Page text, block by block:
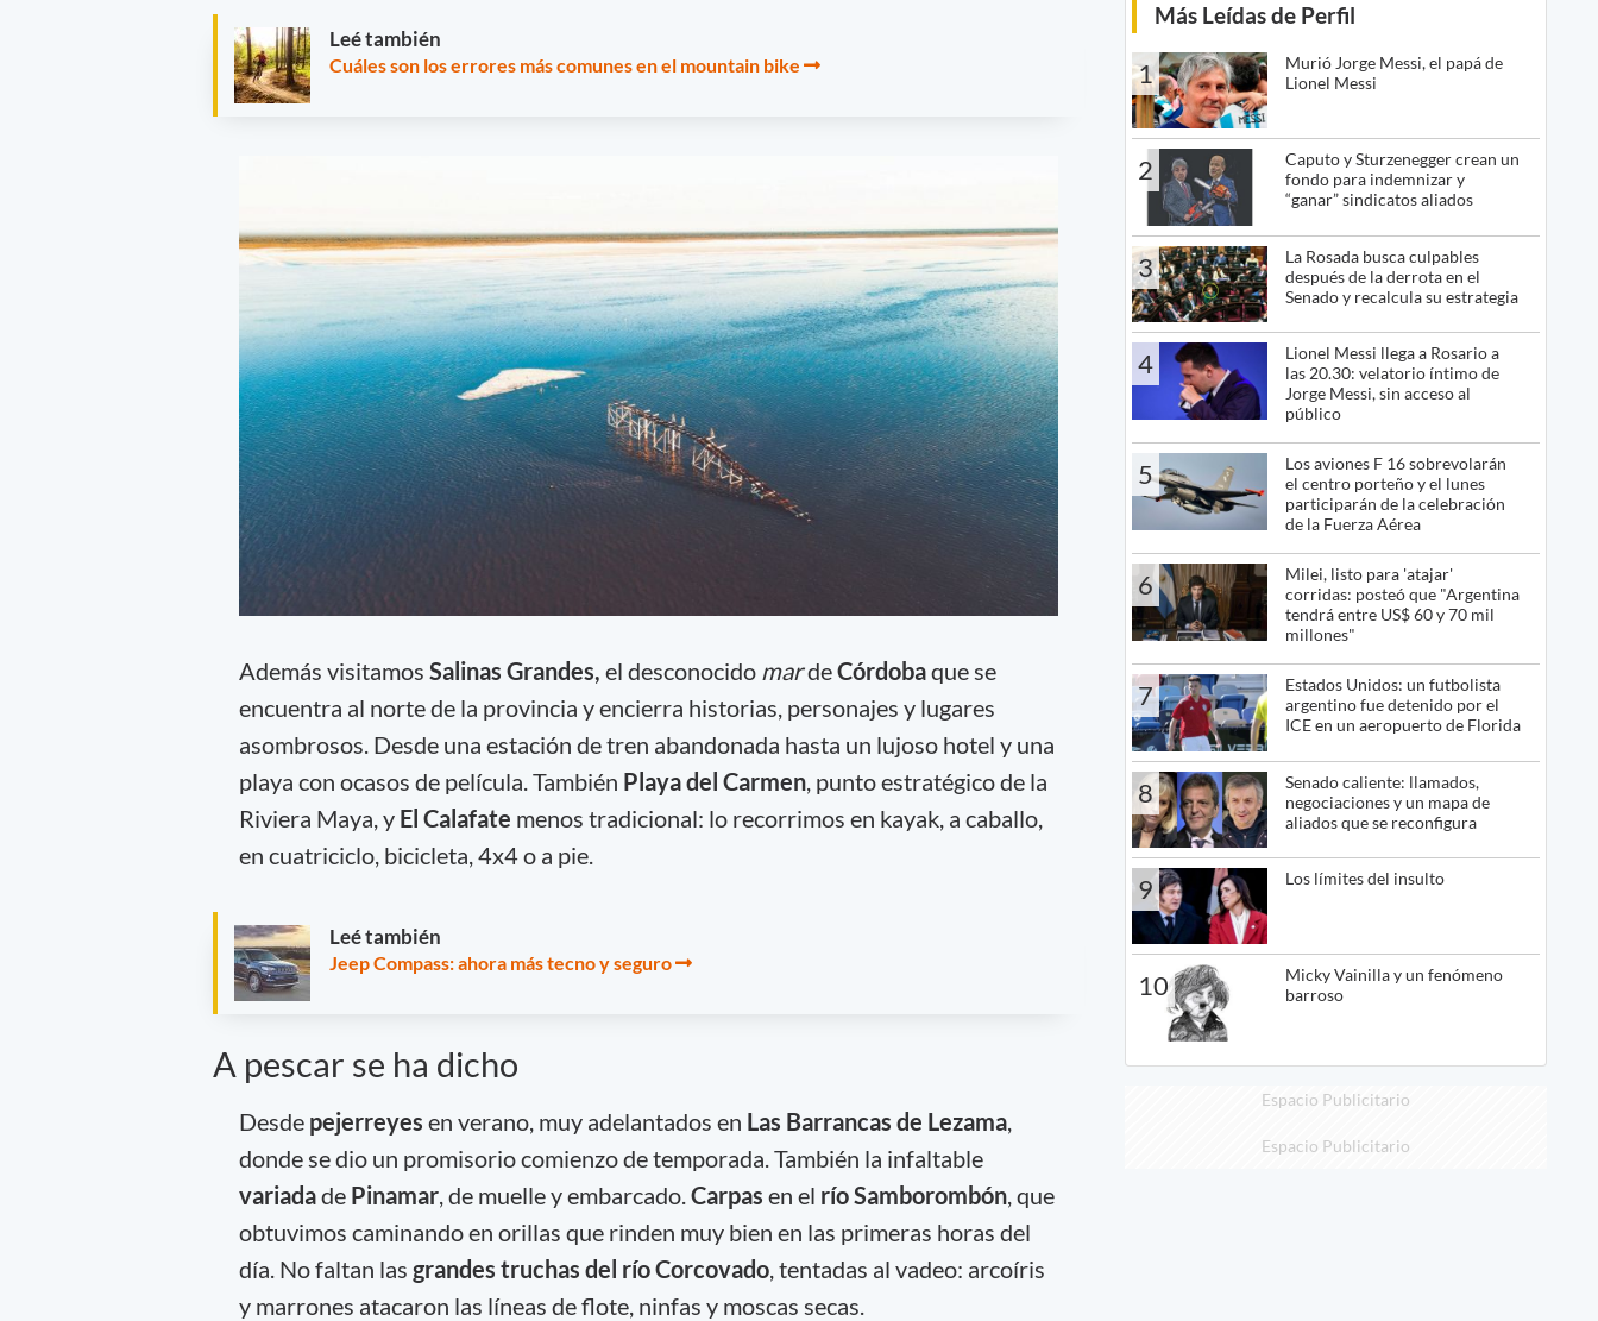
Leé también
Cuáles son los errores más comunes en el mountain bike
Además visitamos Salinas Grandes, el desconocido mardeCórdobaque se
encuentra al norte de la provincia y encierra historias, personajes y lugares
asombrosos. Desde una estación de tren abandonada hasta un lujoso hotel y una
playa con ocasos de película. También Playa del Carmen, punto estratégico de la
Riviera Maya, yEl Calafate menos tradicional: lo recorrimos en kayak, a caballo,
en cuatriciclo, bicicleta, 4x4 o a pie.
Leé también
Jeep Compass: ahora más tecno y seguro
A pescar se ha dicho
Desde pejerreyes en verano, muy adelantados en Las Barrancas de Lezama,
donde se dio un promisorio comienzo de temporada. También la infaltable
variadade Pinamar, de muelle y embarcado. Carpas en el río Samborombón, que
obtuvimos caminando en orillas que rinden muy bien en las primeras horas del
día. No faltan las grandes truchas del río Corcovado, tentadas al vadeo: arcoíris
y marrones atacaron las líneas de flote, ninfas y moscas secas.
Más Leídas de Perfil
1
Murió Jorge Messi, el papá de
Lionel Messi
2
Caputo y Sturzenegger crean un
fondo para indemnizar y
“ganar” sindicatos aliados
3
La Rosada busca culpables
después de la derrota en el
Senado y recalcula su estrategia
4
Lionel Messi llega a Rosario a
las 20.30: velatorio íntimo de
Jorge Messi, sin acceso al
público
5
Los aviones F 16 sobrevolarán
el centro porteño y el lunes
participarán de la celebración
de la Fuerza Aérea
6
Milei, listo para 'atajar'
corridas: posteó que "Argentina
tendrá entre US$ 60 y 70 mil
millones"
7
Estados Unidos: un futbolista
argentino fue detenido por el
ICE en un aeropuerto de Florida
8
Senado caliente: llamados,
negociaciones y un mapa de
aliados que se reconfigura
9 Los límites del insulto
10
Micky Vainilla y un fenómeno
barroso
Espacio Publicitario
Espacio Publicitario